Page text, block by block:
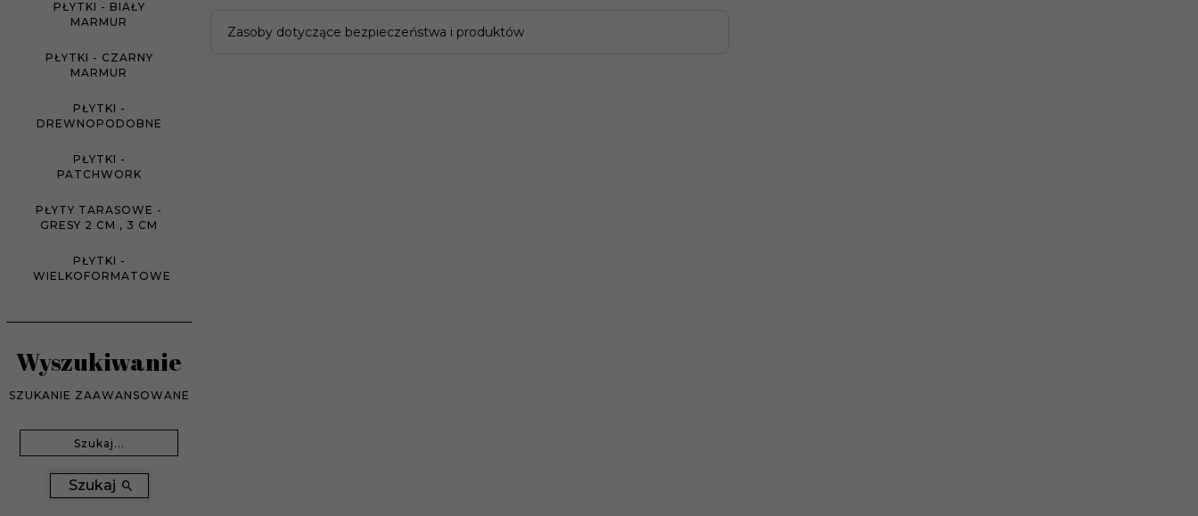
PŁYTKI - BIAŁY
MARMUR
PŁYTKI - CZARNY
MARMUR
PŁYTKI -
DREWNOPODOBNE
PŁYTKI -
PATCHWORK
PŁYTY TARASOWE -
GRESY 2 CM , 3 CM
PŁYTKI -
WIELKOFORMATOWE
Wyszukiwanie
SZUKANIE ZAAWANSOWANE
Wyszukiwanie
Szukaj
Zasoby dotyczące bezpieczeństwa i produktów